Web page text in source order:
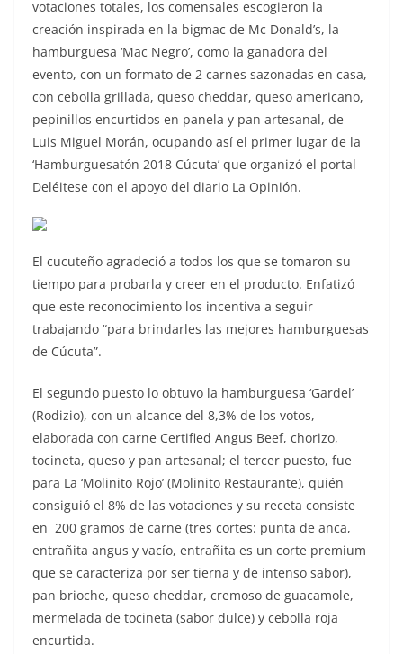
votaciones totales, los comensales escogieron la
creación inspirada en la bigmac de Mc Donald’s, la
hamburguesa ‘Mac Negro’, como la ganadora del
evento, con un formato de 2 carnes sazonadas en casa,
con cebolla grillada, queso cheddar, queso americano,
pepinillos encurtidos en panela y pan artesanal, de
Luis Miguel Morán, ocupando así el primer lugar de la
‘Hamburguesatón 2018 Cúcuta’ que organizó el portal
Deléitese con el apoyo del diario La Opinión.
El cucuteño agradeció a todos los que se tomaron su
tiempo para probarla y creer en el producto. Enfatizó
que este reconocimiento los incentiva a seguir
trabajando “para brindarles las mejores hamburguesas
de Cúcuta”.
El segundo puesto lo obtuvo la hamburguesa ‘Gardel’
(Rodizio), con un alcance del 8,3% de los votos,
elaborada con carne Certified Angus Beef, chorizo,
tocineta, queso y pan artesanal; el tercer puesto, fue
para La ‘Molinito Rojo’ (Molinito Restaurante), quién
consiguió el 8% de las votaciones y su receta consiste
en 200 gramos de carne (tres cortes: punta de anca,
entrañita angus y vacío, entrañita es un corte premium
que se caracteriza por ser tierna y de intenso sabor),
pan brioche, queso cheddar, cremoso de guacamole,
mermelada de tocineta (sabor dulce) y cebolla roja
encurtida.